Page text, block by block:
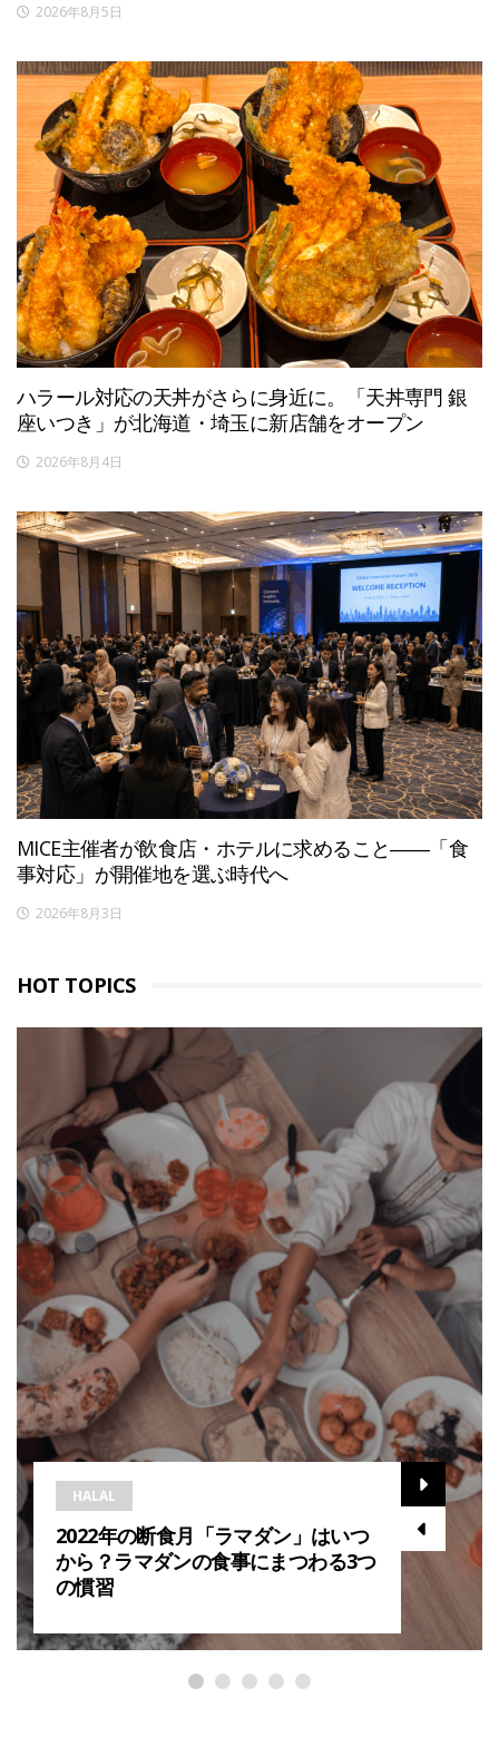
2026年8月5日
ハラール対応の天丼がさらに身近に。「天丼専門 銀
座いつき」が北海道・埼玉に新店舗をオープン
2026年8月4日
MICE主催者が飲食店・ホテルに求めること――「食
事対応」が開催地を選ぶ時代へ
2026年8月3日
HOT TOPICS
HALAL
2022年の断食月「ラマダン」はいつ
から？ラマダンの食事にまつわる3つ
の慣習